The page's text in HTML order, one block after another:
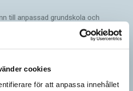
cookies
för att anpassa innehållet
till anpassad grundskola och
gymnasieskola. En som har
sker är artonåriga Leo Lust…